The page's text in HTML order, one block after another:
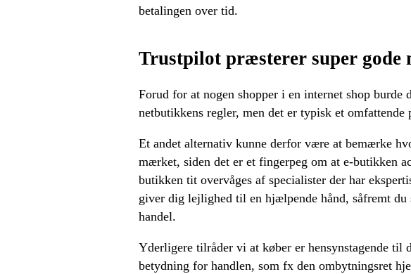
betalingen over tid.
Trustpilot præsterer super gode
Forud for at nogen shopper i en internet shop
netbutikkens regler, men det er typisk et omfattende
Et andet alternativ kunne derfor være at bemærke
mærket, siden det er et fingerpeg om at e-butikken
butikken tit overvåges af specialister der har
giver dig lejlighed til en hjælpende hånd, såfremt
handel.
Yderligere tilråder vi at køber er hensynstagende til
betydning for handlen, som fx den ombytningsret